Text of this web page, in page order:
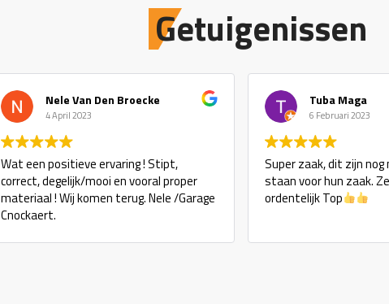
Getuigenissen
Nele Van Den Broecke
4 April 2023
Wat een positieve ervaring ! Stipt,
correct, degelijk/mooi en vooral proper
materiaal ! Wij komen terug. Nele /Garage
Cnockaert.
Tuba Maga
6 Februari 2023
Super zaak, dit zijn
staan voor hun zaak.
ordentelijk Top